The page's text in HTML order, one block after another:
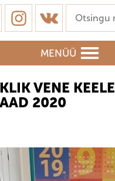
MENÜÜ
VENE KEELE
2020